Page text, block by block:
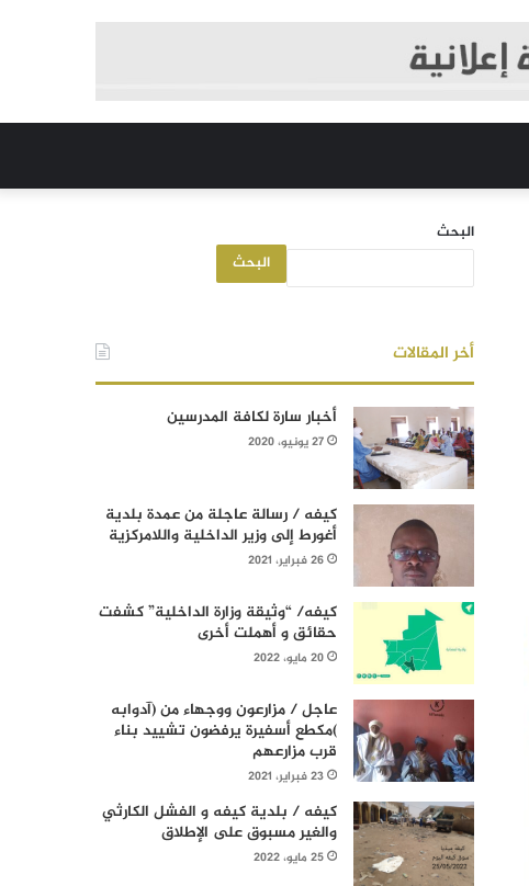
البحث
البحث
أخر المقالات
أخبار سارة لكافة المدرسين
27 يونيو، 2020
كيفه / رسالة عاجلة من عمدة بلدية
أغورط إلى وزير الداخلية واللامركزية
26 فبراير، 2021
كيفه/ “وثيقة وزارة الداخلية” كشفت
حقائق و أهملت أخرى
20 مايو، 2022
عاجل / مزارعون ووجهاء من (آدوابه
)مكطع أسفيرة يرفضون تشييد بناء
قرب مزارعهم
23 فبراير، 2021
كيفه / بلدية كيفه و الفشل الكارثي
والغير مسبوق على الإطلاق
25 مايو، 2022